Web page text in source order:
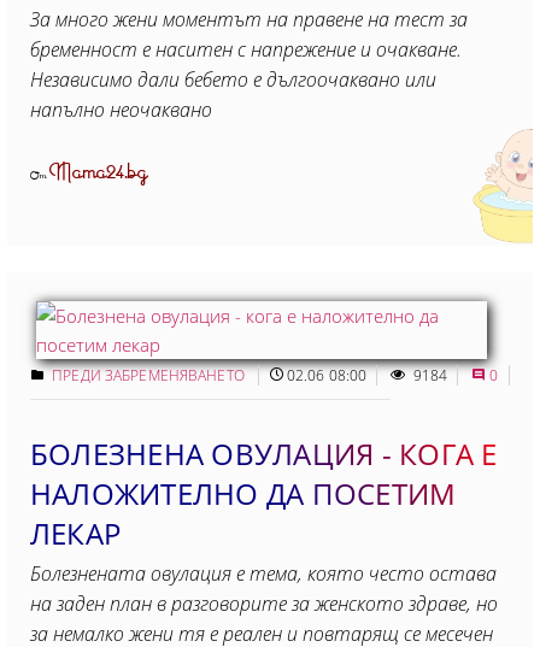
За много жени моментът на правене на тест за
бременност е наситен с напрежение и очакване.
Независимо дали бебето е дългоочаквано или
напълно неочаквано
ОтMama24.bg
ПРЕДИ ЗАБРЕМЕНЯВАНЕТО 02.06 08:00 9184 0
БОЛЕЗНЕНА ОВУЛАЦИЯ - КОГА Е
НАЛОЖИТЕЛНО ДА ПОСЕТИМ
ЛЕКАР
Болезнената овулация е тема, която често остава
на заден план в разговорите за женското здраве, но
за немалко жени тя е реален и повтарящ се месечен